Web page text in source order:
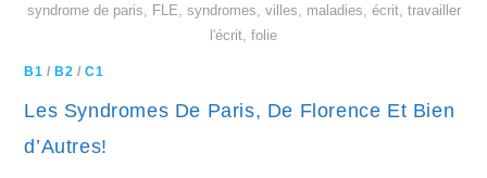
syndrome de paris, FLE, syndromes, villes, maladies, écrit, travailler
l'écrit, folie
B1 /B2 /C1
Les Syndromes De Paris, De Florence Et Bien
d’Autres!